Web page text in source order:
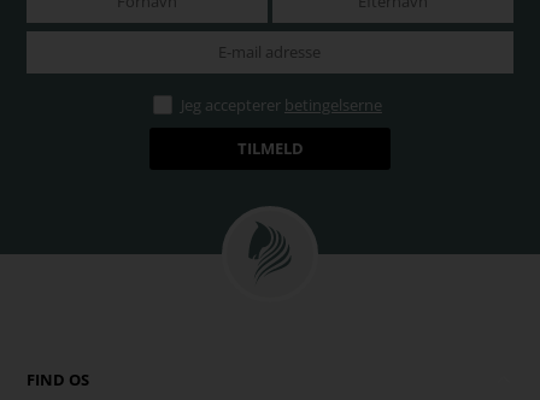
Jeg accepterer betingelserne
FIND OS